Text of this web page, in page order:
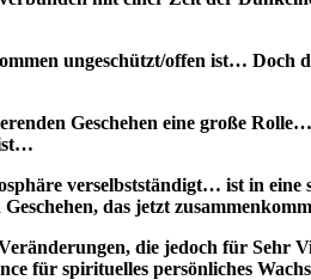
ungeschützt/offen ist…
Geschehen eine große
ist…
verselbstständigt… ist in
das jetzt
die jedoch für
für spirituelles persönliches